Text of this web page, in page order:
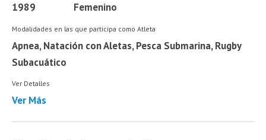
1989 Femenino
Modalidades en las que participa como Atleta
Apnea, Natación con Aletas, Pesca Submarina, Rugby
Subacuático
Ver Detalles
Ver Más